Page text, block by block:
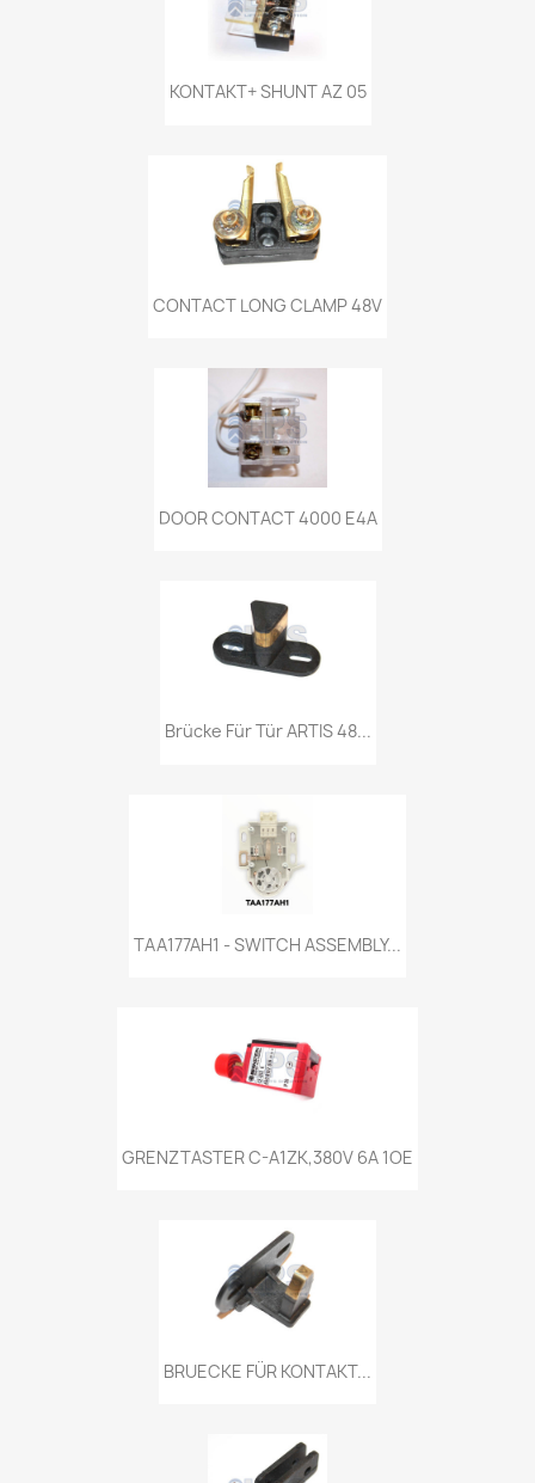
KONTAKT+ SHUNT AZ 05
CONTACT LONG CLAMP 48V
DOOR CONTACT 4000 E4A
Brücke Für Tür ARTIS 48...
TAA177AH1 - SWITCH ASSEMBLY...
GRENZTASTER C-A1ZK,380V 6A 1OE
BRUECKE FÜR KONTAKT...